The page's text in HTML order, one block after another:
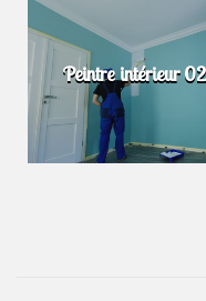
Peintre intérieur 02